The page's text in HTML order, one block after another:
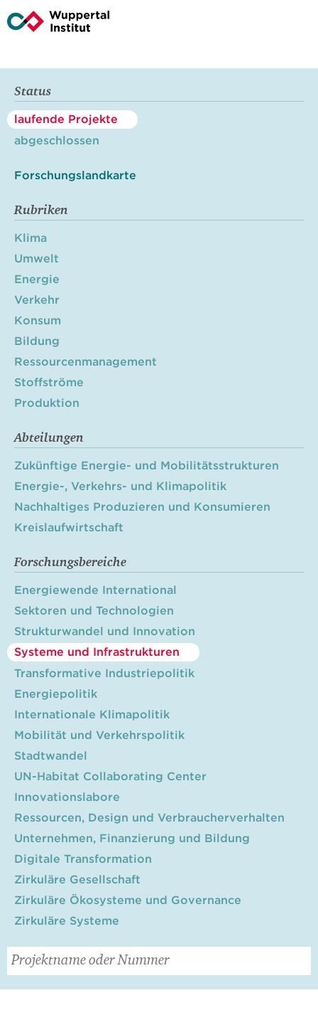
Status
laufende Projekte
abgeschlossen
Forschungslandkarte
Rubriken
Klima
Umwelt
Energie
Verkehr
Konsum
Bildung
Ressourcenmanagement
Stoffströme
Produktion
Abteilungen
Zukünftige Energie- und Mobilitätsstrukturen
Energie-, Verkehrs- und Klimapolitik
Nachhaltiges Produzieren und Konsumieren
Kreislaufwirtschaft
Forschungsbereiche
Energiewende International
Sektoren und Technologien
Strukturwandel und Innovation
Systeme und Infrastrukturen
Transformative Industriepolitik
Energiepolitik
Internationale Klimapolitik
Mobilität und Verkehrspolitik
Stadtwandel
UN-Habitat Collaborating Center
Innovationslabore
Ressourcen, Design und Verbraucherverhalten
Unternehmen, Finanzierung und Bildung
Digitale Transformation
Zirkuläre Gesellschaft
Zirkuläre Ökosysteme und Governance
Zirkuläre Systeme